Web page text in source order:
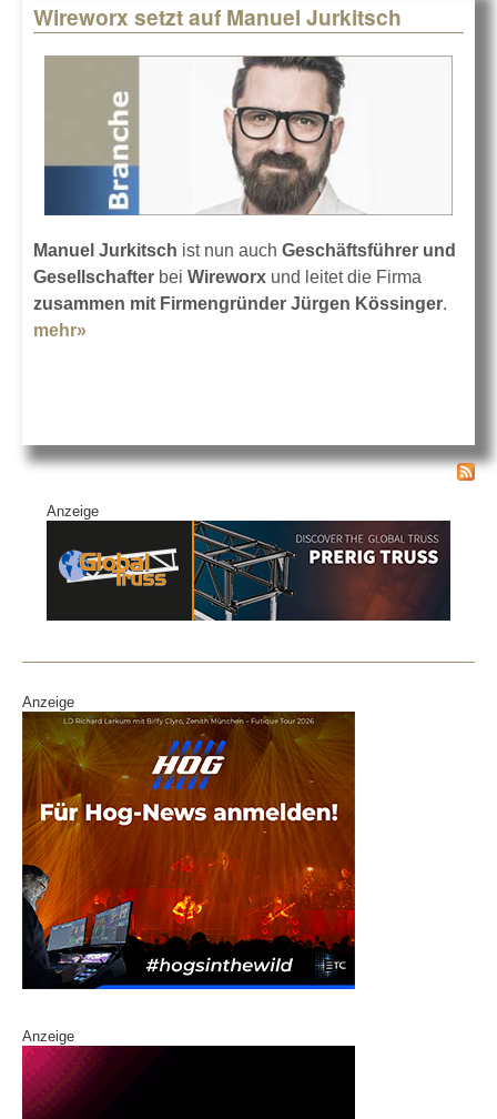
Wireworx setzt auf Manuel Jurkitsch
Manuel Jurkitsch ist nun auch Geschäftsführer und
Gesellschafter bei Wireworx und leitet die Firma
zusammen mit Firmengründer Jürgen Kössinger.
mehr»
Anzeige
Anzeige
Anzeige